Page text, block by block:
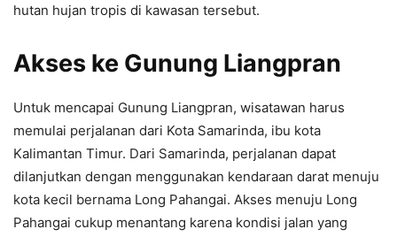
hutan hujan tropis di kawasan tersebut.
Akses ke Gunung Liangpran
Untuk mencapai Gunung Liangpran, wisatawan harus
memulai perjalanan dari Kota Samarinda, ibu kota
Kalimantan Timur. Dari Samarinda, perjalanan dapat
dilanjutkan dengan menggunakan kendaraan darat menuju
kota kecil bernama Long Pahangai. Akses menuju Long
Pahangai cukup menantang karena kondisi jalan yang